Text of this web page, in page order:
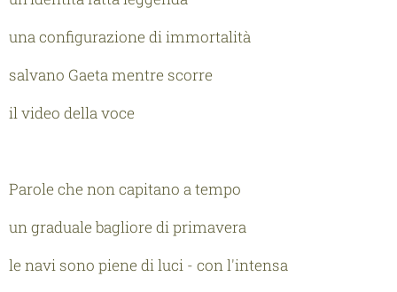
una configurazione di immortalità
salvano Gaeta mentre scorre
il video della voce
Parole che non capitano a tempo
un graduale bagliore di primavera
le navi sono piene di luci - con l'intensa